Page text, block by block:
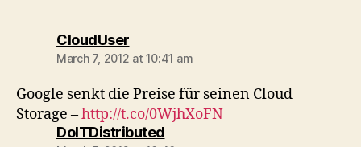
CloudUsersays:
March 7, 2012 at 10:41 am
Google senkt die Preise für seinen Cloud
Storage –http://t.co/0WjhXoFN
DoITDistributedsays: